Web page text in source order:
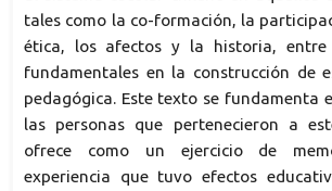
tales como la co-formación, la
ética, los afectos y la historia, entre
fundamentales en la construcción de
pedagógica. Este texto se fundamenta
las personas que pertenecieron a
ofrece como un ejercicio de
experiencia que tuvo efectos